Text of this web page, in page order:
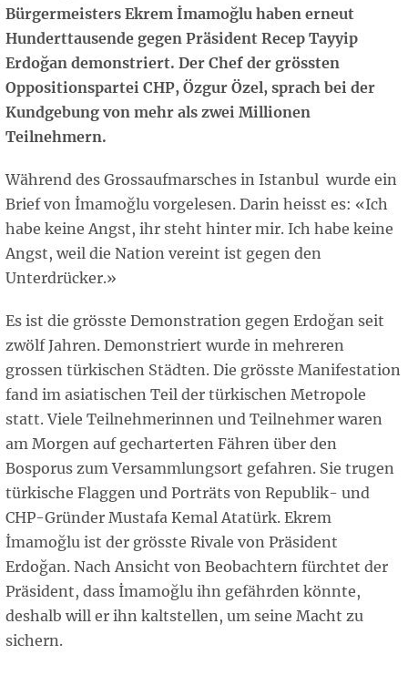
Bürgermeisters Ekrem İmamoğlu haben erneut
Hunderttausende gegen Präsident Recep Tayyip
Erdoğan demonstriert. Der Chef der grössten
Oppositionspartei CHP, Özgur Özel, sprach bei der
Kundgebung von mehr als zwei Millionen
Teilnehmern.
Während des Grossaufmarsches in Istanbul wurde ein
Brief von İmamoğlu vorgelesen. Darin heisst es: «Ich
habe keine Angst, ihr steht hinter mir. Ich habe keine
Angst, weil die Nation vereint ist gegen den
Unterdrücker.»
Es ist die grösste Demonstration gegen Erdoğan seit
zwölf Jahren. Demonstriert wurde in mehreren
grossen türkischen Städten. Die grösste Manifestation
fand im asiatischen Teil der türkischen Metropole
statt. Viele Teilnehmerinnen und Teilnehmer waren
am Morgen auf gecharterten Fähren über den
Bosporus zum Versammlungsort gefahren. Sie trugen
türkische Flaggen und Porträts von Republik- und
CHP-Gründer Mustafa Kemal Atatürk. Ekrem
İmamoğlu ist der grösste Rivale von Präsident
Erdoğan. Nach Ansicht von Beobachtern fürchtet der
Präsident, dass İmamoğlu ihn gefährden könnte,
deshalb will er ihn kaltstellen, um seine Macht zu
sichern.